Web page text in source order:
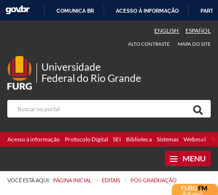
COMUNICA BR ACESSO À INFORMAÇÃO
ENGLISH ESPAÑOL
ALTO CONTRASTE MAPA DO SITE
Universidade
Federal do Rio Grande
Acesso à informação Protocolo Digital SEI Biblioteca Sistemas Webmail
MENU
VOCÊ ESTÁ AQUI: PÁGINA INICIAL > EDITAIS > PÓS-GRADUAÇÃO